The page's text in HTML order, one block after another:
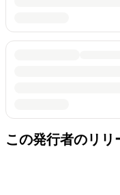
この発行者のリリ